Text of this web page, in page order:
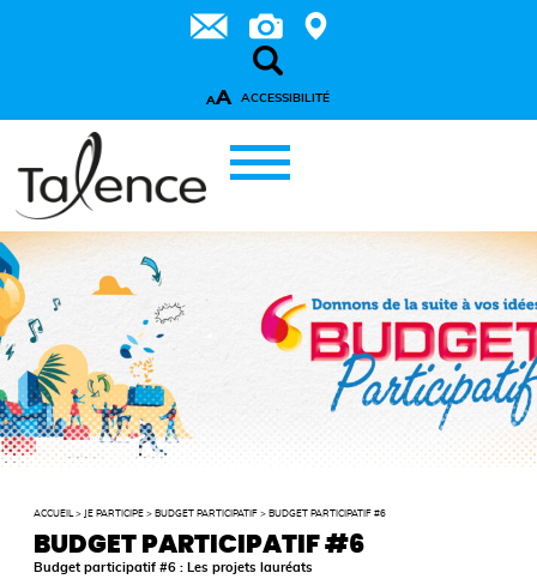
AA ACCESSIBILITÉ
ACCUEIL > JE PARTICIPE > BUDGET PARTICIPATIF > BUDGET PARTICIPATIF #6
BUDGET PARTICIPATIF #6
Budget participatif #6 : Les projets lauréats